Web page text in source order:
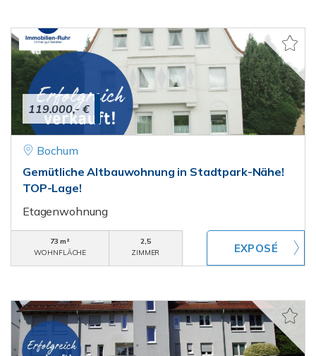
119.000,- €
Bochum
Gemütliche Altbauwohnung in Stadtpark-Nähe!
TOP-Lage!
Etagenwohnung
73 m²
WOHNFLÄCHE
2,5
ZIMMER